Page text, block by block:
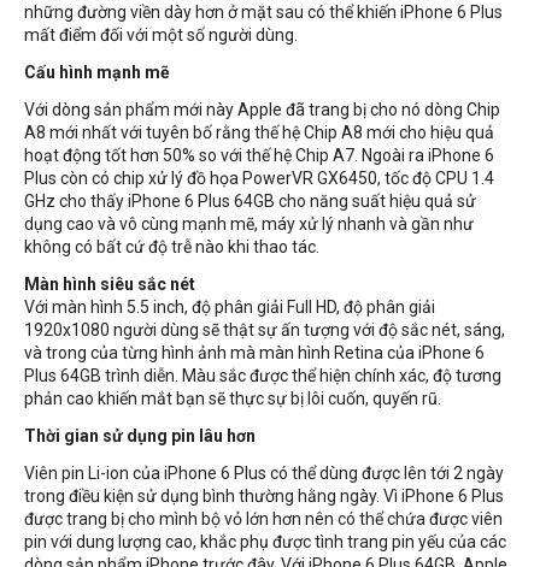
những đường viền dày hơn ở mặt sau có thể khiến iPhone 6 Plus
mất điểm đối với một số người dùng.
Cấu hình mạnh mẽ
Với dòng sản phẩm mới này Apple đã trang bị cho nó dòng Chip
A8 mới nhất với tuyên bố rằng thế hệ Chip A8 mới cho hiệu quả
hoạt động tốt hơn 50% so với thế hệ Chip A7. Ngoài ra iPhone 6
Plus còn có chip xử lý đồ họa PowerVR GX6450, tốc độ CPU 1.4
GHz cho thấy iPhone 6 Plus 64GB cho năng suất hiệu quả sử
dụng cao và vô cùng mạnh mẽ, máy xử lý nhanh và gần như
không có bất cứ độ trễ nào khi thao tác.
Màn hình siêu sắc nét
Với màn hình 5.5 inch, độ phân giải Full HD, độ phân giải
1920x1080 người dùng sẽ thật sự ấn tượng với độ sắc nét, sáng,
và trong của từng hình ảnh mà màn hình Retina của iPhone 6
Plus 64GB trình diễn. Màu sắc được thể hiện chính xác, độ tương
phản cao khiến mắt bạn sẽ thực sự bị lôi cuốn, quyến rũ.
Thời gian sử dụng pin lâu hơn
Viên pin Li-ion của iPhone 6 Plus có thể dùng được lên tới 2 ngày
trong điều kiện sử dụng bình thường hằng ngày. Vì iPhone 6 Plus
được trang bị cho mình bộ vỏ lớn hơn nên có thể chứa được viên
pin với dung lượng cao, khắc phụ được tình trang pin yếu của các